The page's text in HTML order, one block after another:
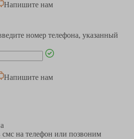
Напишите нам
номер телефона, указанный
Напишите нам
на телефон или позвоним